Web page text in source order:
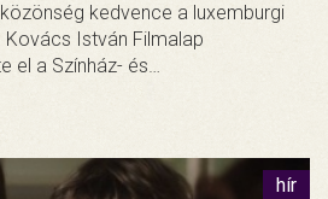
kedvence a luxemburgi
István Filmalap
el a Színház- és…
hír